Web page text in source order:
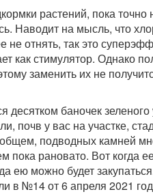
растений, пока
Наводит на мысль, что
не отнять, так это
как стимулятор. Однако
заменить их не
десятком баночек
почв у вас на участке,
подводных камней
пока рановато. Вот когда
ею можно будет
в №14 от 6 апреля 2021